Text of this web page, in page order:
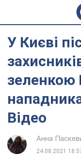
У Києві
зеленкою
Відео
Анна
24.08.2021